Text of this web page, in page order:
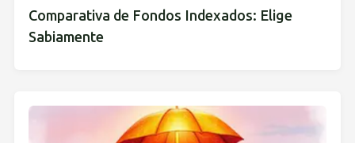
Comparativa de Fondos Indexados: Elige
Sabiamente